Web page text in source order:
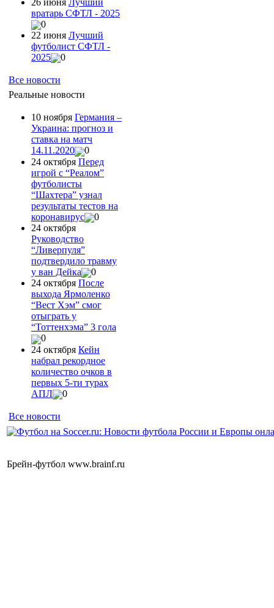
вратарь СФТЛ - 2025
0
22 июня Лучший
футболист СФТЛ -
2025
0
Все новости
Реальные новости
10 ноября Германия –
Украина: прогноз и
ставка на матч
14.11.2020
0
24 октября Перед
игрой с “Реалом”
футболисты
“Шахтера” узнал
результаты тестов на
коронавирус
0
24 октября
Руководство
“Ливерпуля”
подтвердило травму
у ван Дейка
0
24 октября После
выхода Ярмоленко
“Вест Хэм” смог
отыграть у
“Тоттенхэма” 3 гола
0
24 октября Кейн
набрал рекордное
количество очков в
первых 5-ти турах
АПЛ
0
Все новости
Брейн-футбол www.brainf.ru